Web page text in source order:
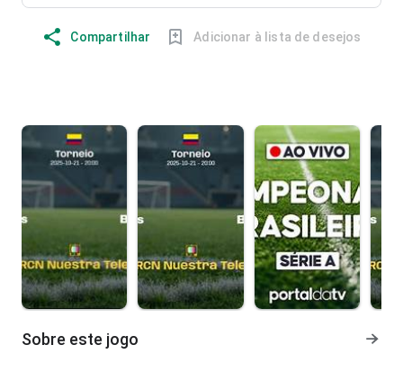
Compartilhar Adicionar à lista de desejos
Sobre este jogo